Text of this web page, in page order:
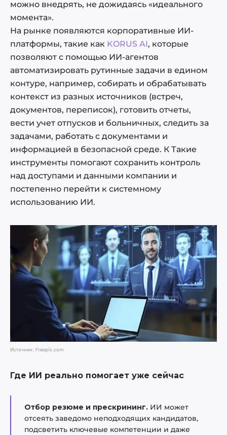
можно внедрять, не дожидаясь «идеального
момента».
На рынке появляются корпоративные ИИ-
платформы, такие как KORUS AI, которые
позволяют с помощью ИИ-агентов
автоматизировать рутинные задачи в едином
контуре, например, собирать и обрабатывать
контекст из разных источников (встреч,
документов, переписок), готовить отчеты,
вести учет отпусков и больничных, следить за
задачами, работать с документами и
информацией в безопасной среде. К Такие
инструменты помогают сохранить контроль
над доступами и данными компании и
постепенно перейти к системному
использованию ИИ.
Источник: Freepic.com
Где ИИ реально помогает уже сейчас
Отбор резюме и прескрининг. ИИ может
отсеять заведомо неподходящих кандидатов,
подсветить ключевые компетенции и даже